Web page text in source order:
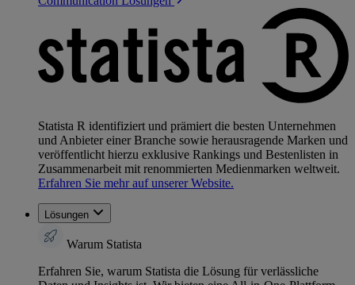
Statista R identifiziert und prämiert die besten Unternehmen
und Anbieter einer Branche sowie herausragende Marken und
veröffentlicht hierzu exklusive Rankings und Bestenlisten in
Zusammenarbeit mit renommierten Medienmarken weltweit.
Erfahren Sie mehr auf unserer Website.
Lösungen
Warum Statista
Erfahren Sie, warum Statista die Lösung für verlässliche